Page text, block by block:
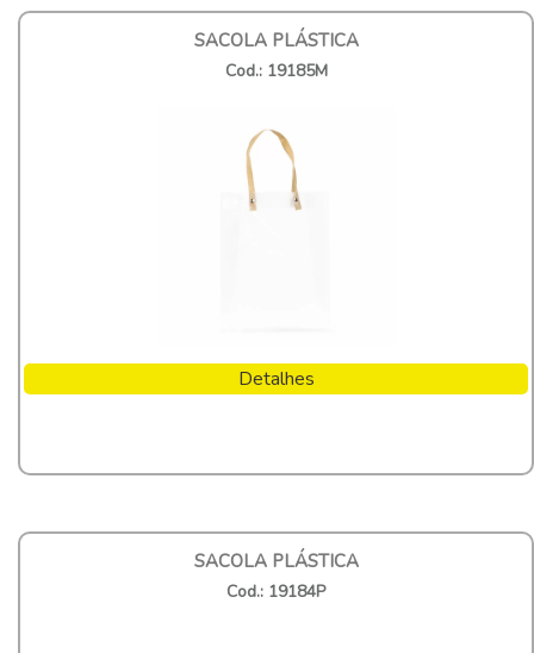
SACOLA PLÁSTICA
Cod.: 19185M
Detalhes
SACOLA PLÁSTICA
Cod.: 19184P